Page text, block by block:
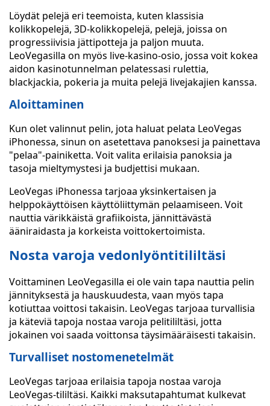
Löydät pelejä eri teemoista, kuten klassisia
kolikkopelejä, 3D-kolikkopelejä, pelejä, joissa on
progressiivisia jättipotteja ja paljon muuta.
LeoVegasilla on myös live-kasino-osio, jossa voit kokea
aidon kasinotunnelman pelatessasi rulettia,
blackjackia, pokeria ja muita pelejä livejakajien kanssa.
Aloittaminen
Kun olet valinnut pelin, jota haluat pelata LeoVegas
iPhonessa, sinun on asetettava panoksesi ja painettava
"pelaa"-painiketta. Voit valita erilaisia panoksia ja
tasoja mieltymystesi ja budjettisi mukaan.
LeoVegas iPhonessa tarjoaa yksinkertaisen ja
helppokäyttöisen käyttöliittymän pelaamiseen. Voit
nauttia värikkäistä grafiikoista, jännittävästä
ääniraidasta ja korkeista voittokertoimista.
Nosta varoja vedonlyöntitililtäsi
Voittaminen LeoVegasilla ei ole vain tapa nauttia pelin
jännityksestä ja hauskuudesta, vaan myös tapa
kotiuttaa voittosi takaisin. LeoVegas tarjoaa turvallisia
ja käteviä tapoja nostaa varoja pelitililtäsi, jotta
jokainen voi saada voittonsa täysimääräisesti takaisin.
Turvalliset nostomenetelmät
LeoVegas tarjoaa erilaisia tapoja nostaa varoja
LeoVegas-tililtäsi. Kaikki maksutapahtumat kulkevat